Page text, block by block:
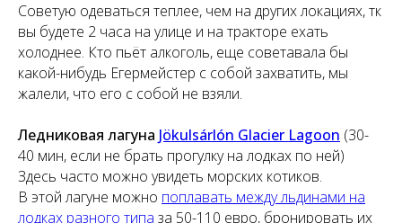
Советую одеваться теплее, чем на других локациях, тк
вы будете 2 часа на улице и на тракторе ехать
холоднее. Кто пьёт алкоголь, еще советавала бы
какой-нибудь Егермейстер с собой захватить, мы
жалели, что его с собой не взяли.
Ледниковая лагуна Jökulsárlón Glacier Lagoon (30-
40 мин, если не брать прогулку на лодках по ней)
Здесь часто можно увидеть морских котиков.
В этой лагуне можно поплавать между льдинами на
лодках разного типа за 50-110 евро, бронировать их